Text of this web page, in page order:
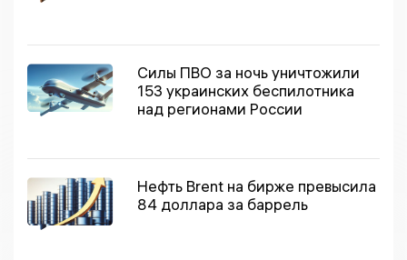
Силы ПВО за ночь уничтожили
153 украинских беспилотника
над регионами России
Нефть Brent на бирже превысила
84 доллара за баррель